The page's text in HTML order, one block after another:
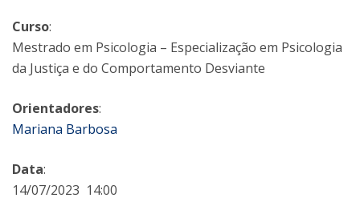
Curso:
Mestrado em Psicologia – Especialização em Psicologia
da Justiça e do Comportamento Desviante
Orientadores:
Mariana Barbosa
Data:
14/07/2023 14:00